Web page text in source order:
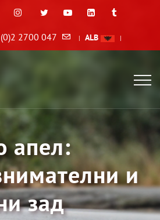
2700 047 | ALB |
апел:
и
зад